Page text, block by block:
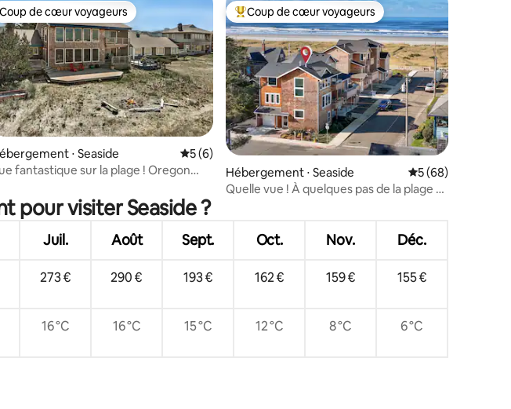
sur 5
sur la base de 23 commentaires : 5 sur 5
Coup de cœur voyageurs
Coup de cœur voyageurs
⋅ Seaside Évaluation moyenne sur la base de 6 commentaires : 5 sur 5
5 (6)
fantastique sur la plage ! Oregon
Coups de cœur voyageurs les plus appréciés
Coup de cœur voyageurs
Hébergement ⋅ Seaside Évaluation
5 (68)
Quelle vue ! À quelques pas de la plage et
pour visiter Seaside ?
Juil. Août Sept. Oct. Nov. Déc.
273 € 290 € 193 € 162 € 159 € 155 €
16 °C 16 °C 15 °C 12 °C 8 °C 6 °C